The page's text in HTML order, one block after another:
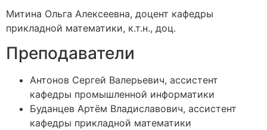
Митина Ольга Алексеевна, доцент кафедры
прикладной математики, к.т.н., доц.
Преподаватели
Антонов Сергей Валерьевич, ассистент
кафедры промышленной информатики
Буданцев Артём Владиславович, ассистент
кафедры прикладной математики